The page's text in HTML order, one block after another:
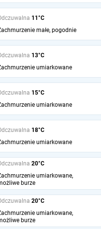
11°C
małe, pogodnie
13°C
umiarkowane
15°C
umiarkowane
18°C
umiarkowane
20°C
umiarkowane,
burze
20°C
umiarkowane,
burze